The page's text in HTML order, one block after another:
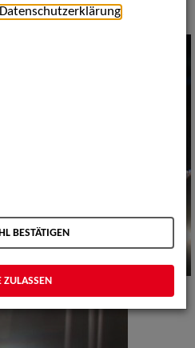
Top 40
Datenschutzerklärung
BESTÄTIGEN
ZULASSEN